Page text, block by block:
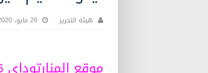
هيئة التحرير 26 مايو، 2020
موقع المنارتوداي 26 ماي 2020.